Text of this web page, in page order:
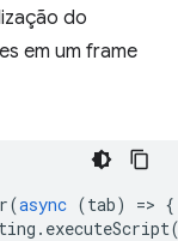
do
em um frame
(async (tab) => {
. executeScript